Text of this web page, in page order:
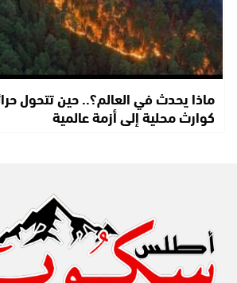
ماذا يحدث في العالم؟.. حين تتحول
كوارث محلية إلى أزمة عالمية